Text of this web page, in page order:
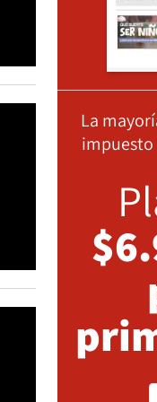
La
impuesto